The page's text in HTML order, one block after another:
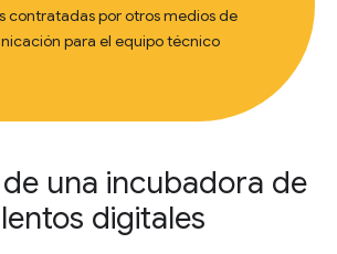
contratadas por otros medios de
para el equipo técnico
una incubadora de
digitales